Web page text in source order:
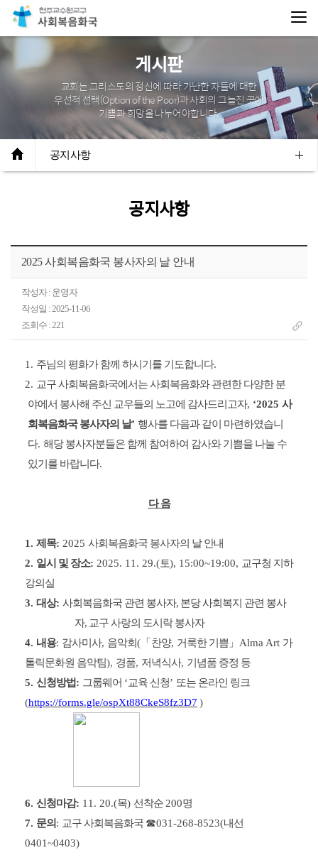
게시판
교회는 그리스도의 정신에 따라 가난한 자들에 대한
우선적 선택(Option of the Poor)과사회의 그늘진 곳에
기쁨과 희망을 나누어야합니다.
공지사항
공지사항
2025 사회복음화국 봉사자의 날 안내
작성자 : 운영자
작성일 : 2025-11-06
조회수 : 221
1. 주님의 평화가 함께 하시기를 기도합니다.
2. 교구 사회복음화국에서는 사회복음화와 관련한 다양한 분
야에서 봉사해 주신 교우들의 노고에 감사드리고자, ‘2025사
회복음화국 봉사자의 날’ 행사를 다음과 같이 마련하였습니
다.해당 봉사자분들은 함께 참여하여 감사와 기쁨을 나눌 수
있기를 바랍니다.
다 음
1. 제목: 2025 사회복음화국 봉사자의 날 안내
2. 일시 및 장소: 2025. 11. 29.(토), 15:00~19:00, 교구청 지하
강의실
3. 대상: 사회복음화국 관련 봉사자, 본당 사회복지 관련 봉사
자, 교구 사랑의 도시락 봉사자
4. 내용: 감사미사, 음악회( 「 찬양, 거룩한 기쁨 」 Alma Art 가
톨릭문화원 음악팀), 경품, 저녁식사, 기념품 증정 등
5. 신청방법: 그룹웨어 ‘교육 신청’ 또는 온라인 링크
(https://forms.gle/ospXt88CkeS8fz3D7 )
6. 신청마감: 11. 20.(목) 선착순 200명
7. 문의: 교구 사회복음화국 ☎031-268-8523(내선
0401~0403)